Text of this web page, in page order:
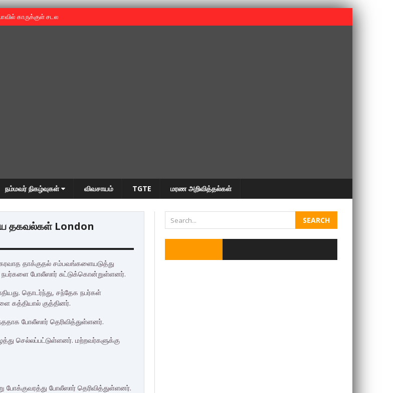
காருக்குள் சடலம் -தமிழருடையதா ?
நம்மவர் நிகழ்வுகள் விவசாயம் TGTE மரண அறிவித்தல்கள்
தகவல்கள் London
தாக்குதல் சம்பவங்களையடுத்து
போலீஸார் சுட்டுக்கொன்றுள்ளனர்.
தொடர்ந்து, சந்தேக நபர்கள்
கத்தியால் குத்தினர்.
போலீஸார் தெரிவித்துள்ளனர்.
செல்லப்பட்டுள்ளனர். மற்றவர்களுக்கு
போக்குவரத்து போலீஸார் தெரிவித்துள்ளனர்.